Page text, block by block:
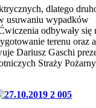
dlatego
usuwaniu wypadków
odbywały się
terenu oraz
Dariusz Gaschi
Straży